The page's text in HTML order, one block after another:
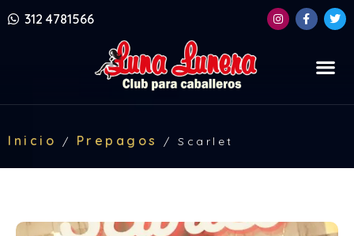
312 4781566
Inicio / Prepagos / Scarlet